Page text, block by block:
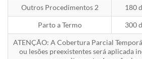
Outros Procedimentos 2 180
Parto a Termo 300
ATENÇÃO: A Cobertura Parcial
ou lesões preexistentes será aplicada